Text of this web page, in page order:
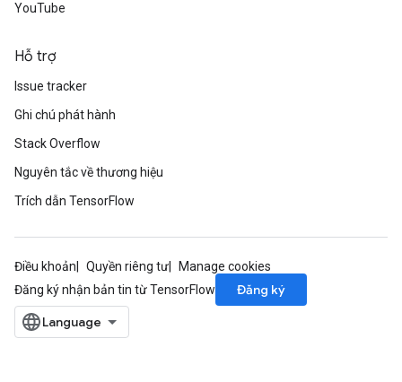
YouTube
Hỗ trợ
Issue tracker
Ghi chú phát hành
Stack Overflow
Nguyên tắc về thương hiệu
Trích dẫn TensorFlow
Điều khoản Quyền riêng tư
Manage cookies
Đăng ký nhận bản tin từ TensorFlow
Đăng ký